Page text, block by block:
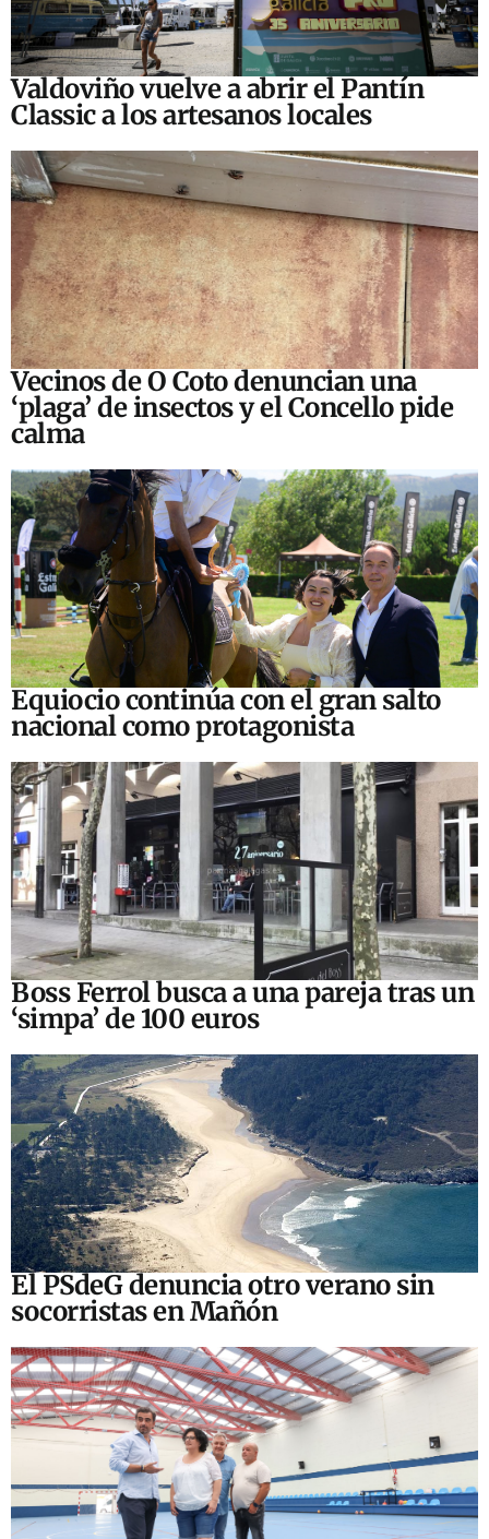
Valdoviño vuelve a abrir el Pantín
Classic a los artesanos locales
Vecinos de O Coto denuncian una
‘plaga’ de insectos y el Concello pide
calma
Equiocio continúa con el gran salto
nacional como protagonista
Boss Ferrol busca a una pareja tras un
‘simpa’ de 100 euros
El PSdeG denuncia otro verano sin
socorristas en Mañón